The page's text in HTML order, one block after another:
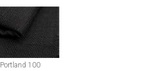
Portland 100